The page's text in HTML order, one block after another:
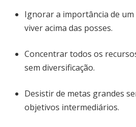
Ignorar a importância de
viver acima das posses.
Concentrar todos os
sem diversificação.
Desistir de metas grandes
objetivos intermediários.